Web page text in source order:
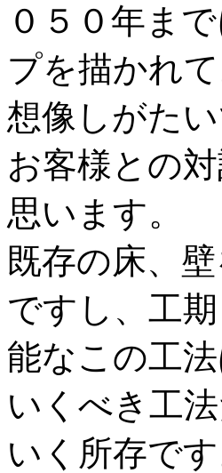
０５０年ま
プを描かれ
想像しがた
お客様との
思います。
既存の床、
ですし、工
能なこの工
いくべき工
いく所存です